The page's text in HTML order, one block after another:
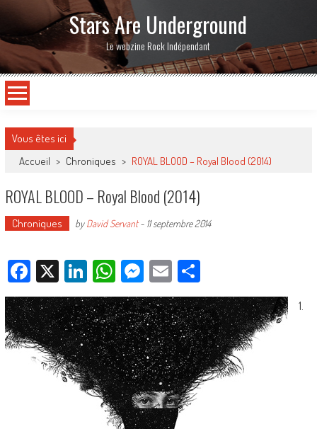
Stars Are Underground
Le webzine Rock Indépendant
Vous êtes ici
Accueil > Chroniques > ROYAL BLOOD – Royal Blood (2014)
ROYAL BLOOD – Royal Blood (2014)
Chroniques byDavid Servant- 11 septembre 2014
Facebook
X LinkedIn
WhatsApp
Messenger
EmailPartager
1.